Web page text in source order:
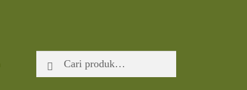
untuk: